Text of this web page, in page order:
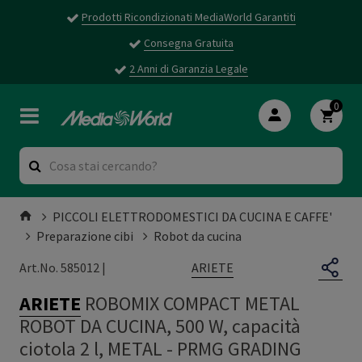
Prodotti Ricondizionati MediaWorld Garantiti
Consegna Gratuita
2 Anni di Garanzia Legale
0
PICCOLI ELETTRODOMESTICI DA CUCINA E CAFFE'
Preparazione cibi
Robot da cucina
Art.No. 585012 |
ARIETE
ARIETE ROBOMIX COMPACT METAL
ROBOT DA CUCINA, 500 W, capacità
ciotola 2 l, METAL - PRMG GRADING